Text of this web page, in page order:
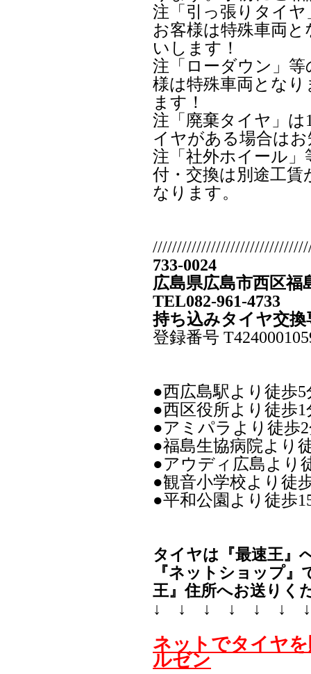
注「引っ張りタイ
お客様は特殊車両
いします！
注「ローダウン」
様は特殊車両とな
ます！
注「廃棄タイヤ」は
イヤがある場合は
注「社外ホイール
付・交換は別途工賃
なります。
733-0024
広島県広島市西区福
TEL082-961-4733
持ち込みタイヤ交換
登録番号
●西広島駅より徒歩5
●西区役所より徒歩1
●アミパラより徒歩
●福島生協病院より
●アウディ広島より
●観音小学校より徒
●平和公園より徒歩
タイヤは『最速王』
『ネットショップ
王』住所へお送りく
↓ ↓ ↓ ↓ ↓ ↓
ネットでタイヤ
ルゼン